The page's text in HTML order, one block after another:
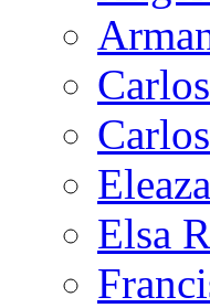
Elsa